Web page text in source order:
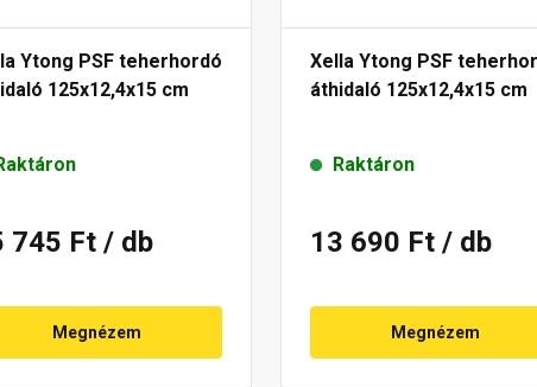
Ytong PSF teherhordó
125x12,4x15 cm
745 Ft / db
Megnézem
Xella Ytong PSF
áthidaló 125x12,4x15 cm
Raktáron
13 690 Ft / db
Megnézem